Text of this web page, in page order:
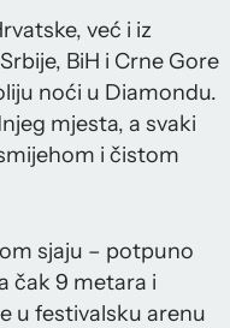
već i iz
BiH i Crne Gore
noći u Diamondu.
mjesta, a svaki
i čistom
sjaju – potpuno
čak 9 metara i
u festivalsku arenu